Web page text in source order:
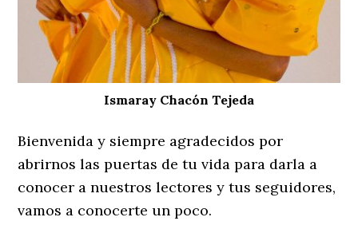
Ismaray Chacón Tejeda
Bienvenida y siempre agradecidos por
abrirnos las puertas de tu vida para darla a
conocer a nuestros lectores y tus seguidores,
vamos a conocerte un poco.